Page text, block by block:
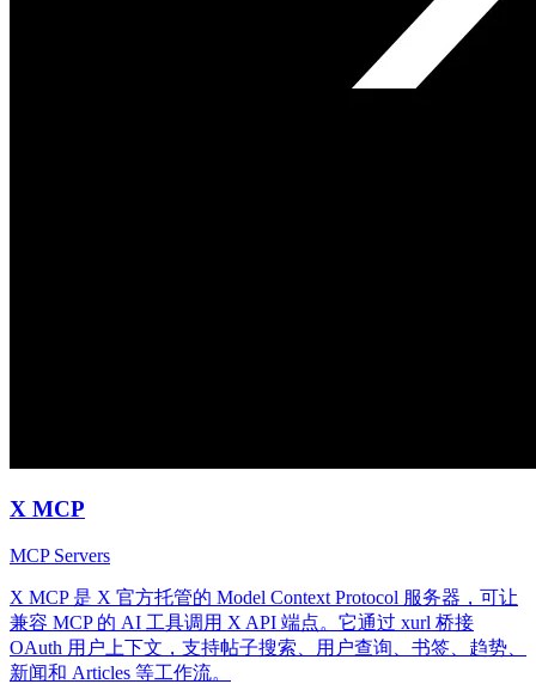
X MCP
MCP Servers
X MCP 是 X 官方托管的 Model Context Protocol 服务器，可让
兼容 MCP 的 AI 工具调用 X API 端点。它通过 xurl 桥接
OAuth 用户上下文，支持帖子搜索、用户查询、书签、趋势、
新闻和 Articles 等工作流。